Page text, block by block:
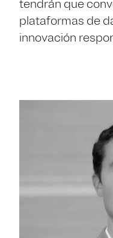
tendrán que
plataformas de
innovación